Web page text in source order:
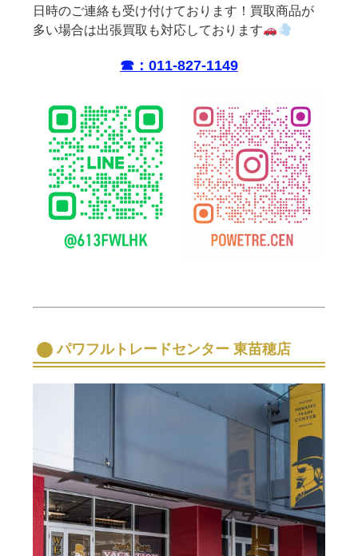
日時のご連絡も受け付けております！買取商品が
多い場合は出張買取も対応しております
☎︎：011-827-1149
パワフルトレードセンター 東苗穂店